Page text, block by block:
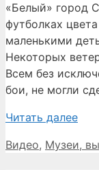
«Белый» город
футболках
маленькими
Некоторых
Всем без
бои, не могли
Читать далее
Рубрики
Видео, Музеи,